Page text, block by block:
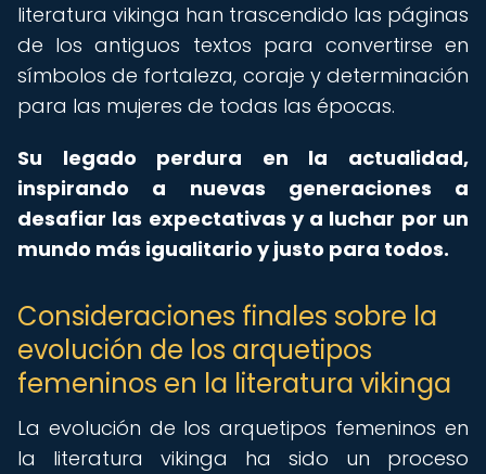
literatura vikinga han trascendido las páginas
de los antiguos textos para convertirse en
símbolos de fortaleza, coraje y determinación
para las mujeres de todas las épocas.
Su legado perdura en la actualidad,
inspirando a nuevas generaciones a
desafiar las expectativas y a luchar por un
mundo más igualitario y justo para todos.
Consideraciones finales sobre la
evolución de los arquetipos
femeninos en la literatura vikinga
La evolución de los arquetipos femeninos en
la literatura vikinga ha sido un proceso